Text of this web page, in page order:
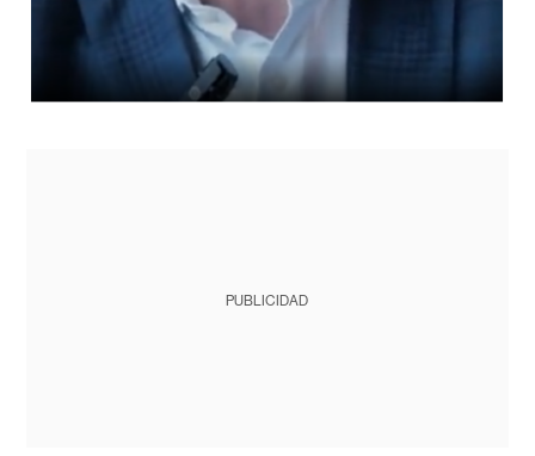
PUBLICIDAD